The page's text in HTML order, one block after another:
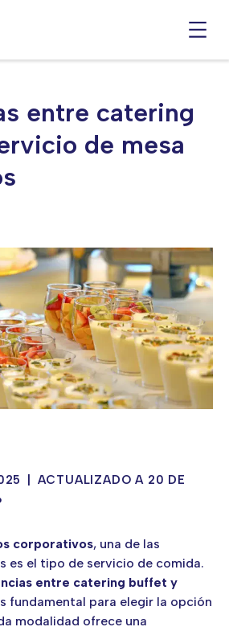
entre catering
de mesa
ACTUALIZADO A 20 DE
corporativos, una de las
es el tipo de servicio de comida.
entre catering buffet y
fundamental para elegir la opción
modalidad ofrece una